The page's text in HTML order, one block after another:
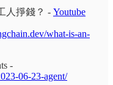
人掙錢？ - Youtube
what-is-an-
-
06-23-agent/